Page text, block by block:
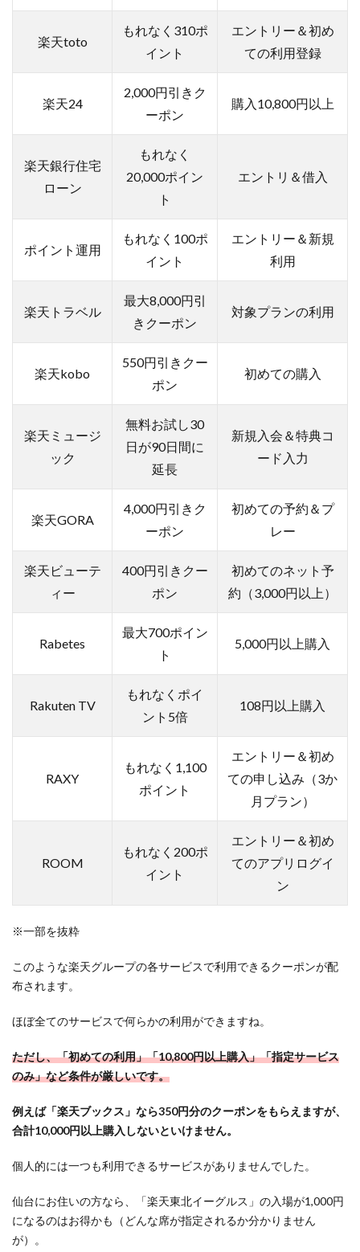
楽天toto
もれなく310ポ
イント
エントリー＆初め
ての利用登録
楽天24
2,000円引きク
ーポン
購入10,800円以上
楽天銀行住宅
ローン
もれなく
20,000ポイン
ト
エントリ＆借入
ポイント運用
もれなく100ポ
イント
エントリー＆新規
利用
楽天トラベル
最大8,000円引
きクーポン
対象プランの利用
楽天kobo
550円引きクー
ポン
初めての購入
楽天ミュージ
ック
無料お試し30
日が90日間に
延長
新規入会＆特典コ
ード入力
楽天GORA
4,000円引きク
ーポン
初めての予約＆プ
レー
楽天ビューテ
ィー
400円引きクー
ポン
初めてのネット予
約（3,000円以上）
Rabetes
最大700ポイン
ト
5,000円以上購入
Rakuten TV
もれなくポイ
ント5倍
108円以上購入
RAXY
もれなく1,100
ポイント
エントリー＆初め
ての申し込み（3か
月プラン）
ROOM
もれなく200ポ
イント
エントリー＆初め
てのアプリログイ
ン
※一部を抜粋
このような楽天グループの各サービスで利用できるクーポンが配
布されます。
ほぼ全てのサービスで何らかの利用ができますね。
ただし、「初めての利用」「10,800円以上購入」「指定サービス
のみ」など条件が厳しいです。
例えば「楽天ブックス」なら350円分のクーポンをもらえますが、
合計10,000円以上購入しないといけません。
個人的には一つも利用できるサービスがありませんでした。
仙台にお住いの方なら、「楽天東北イーグルス」の入場が1,000円
になるのはお得かも（どんな席が指定されるか分かりません
が）。